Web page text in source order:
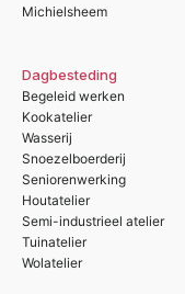
Michielsheem
Dagbesteding
Begeleid werken
Kookatelier
Wasserij
Snoezelboerderij
Seniorenwerking
Houtatelier
Semi-industrieel atelier
Tuinatelier
Wolatelier